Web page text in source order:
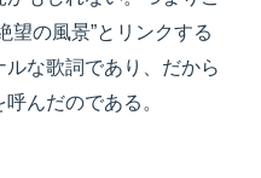
望の風景”とリンクする
な歌詞であり、だから
んだのである。